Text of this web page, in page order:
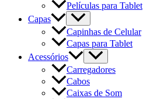
Películas para Tablet
Capas
Capinhas de Celular
Capas para Tablet
Acessórios
Carregadores
Cabos
Caixas de Som